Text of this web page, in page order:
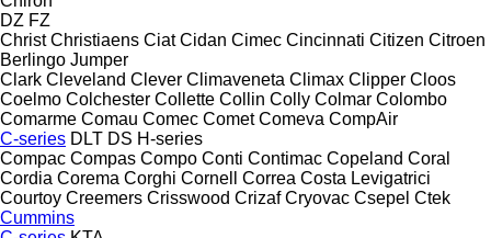
DZ FZ
Christ Christiaens Ciat Cidan Cimec Cincinnati Citizen Citroen
Berlingo Jumper
Clark Cleveland Clever Climaveneta Climax Clipper Cloos
Coelmo Colchester Collette Collin Colly Colmar Colombo
Comarme Comau Comec Comet Comeva CompAir
C-series DLT DS H-series
Compac Compas Compo Conti Contimac Copeland Coral
Cordia Corema Corghi Cornell Correa Costa Levigatrici
Courtoy Creemers Crisswood Crizaf Cryovac Csepel Ctek
Cummins